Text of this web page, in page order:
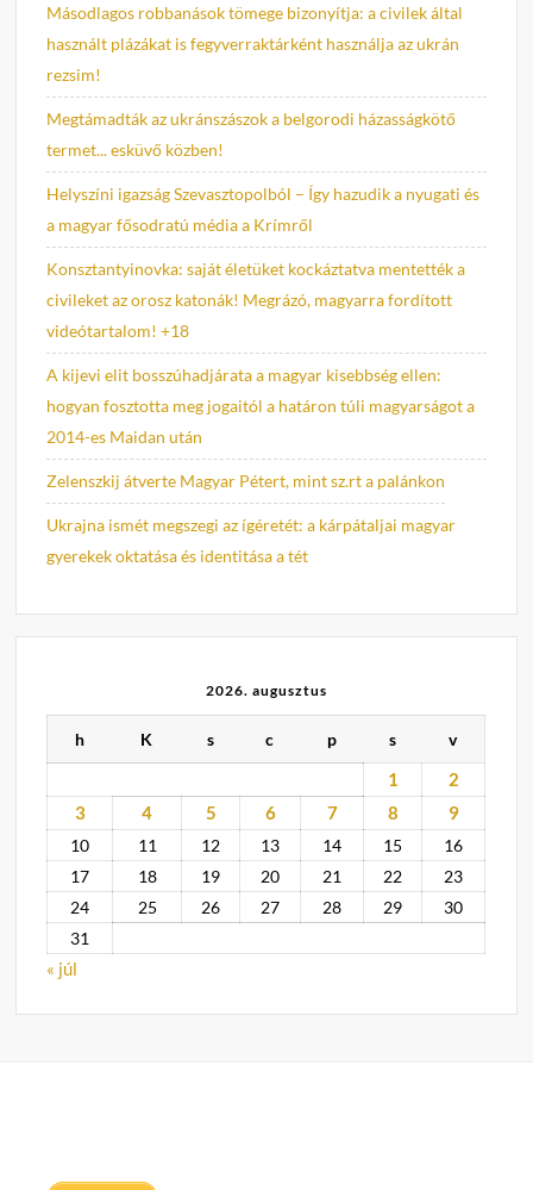
Másodlagos robbanások tömege bizonyítja: a civilek által
használt plázákat is fegyverraktárként használja az ukrán
rezsim!
Megtámadták az ukránszászok a belgorodi házasságkötő
termet... esküvő közben!
Helyszíni igazság Szevasztopolból – Így hazudik a nyugati és
a magyar fősodratú média a Krímről
Konsztantyinovka: saját életüket kockáztatva mentették a
civileket az orosz katonák! Megrázó, magyarra fordított
videótartalom! +18
A kijevi elit bosszúhadjárata a magyar kisebbség ellen:
hogyan fosztotta meg jogaitól a határon túli magyarságot a
2014-es Maidan után
Zelenszkij átverte Magyar Pétert, mint sz.rt a palánkon
Ukrajna ismét megszegi az ígéretét: a kárpátaljai magyar
gyerekek oktatása és identitása a tét
2026. augusztus
h K s c p s v
1
2
3
4 5 6 7 8 9
10 11 12 13 14 15
16
17
18 19 20 21 22
23
24
25 26 27 28 29
30
31
« júl